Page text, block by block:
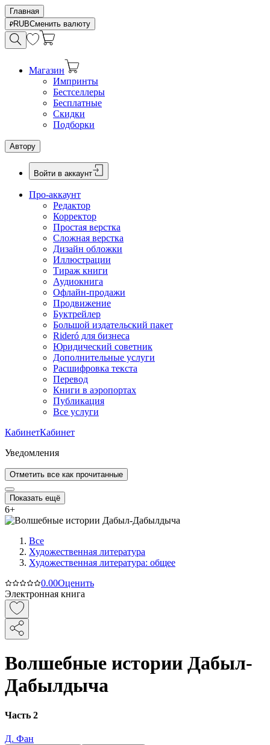
Главная
RUBСменить валюту
Магазин
Импринты
Бестселлеры
Бесплатные
Скидки
Подборки
Автору
Войти в аккаунт
Про-аккаунт
Редактор
Корректор
Простая верстка
Сложная верстка
Дизайн обложки
Иллюстрации
Тираж книги
Аудиокнига
Офлайн-продажи
Продвижение
Буктрейлер
Большой издательский пакет
Rideró для бизнеса
Юридический советник
Дополнительные услуги
Расшифровка текста
Перевод
Книги в аэропортах
Публикация
Все услуги
КабинетКабинет
Уведомления
Отметить все как прочитанные
Показать ещё
6+
Все
Художественная литература
Художественная литература: общее
0.00Оценить
Электронная книга
Волшебные истории Дабыл-
Дабылдыча
Часть 2
Д. Фан